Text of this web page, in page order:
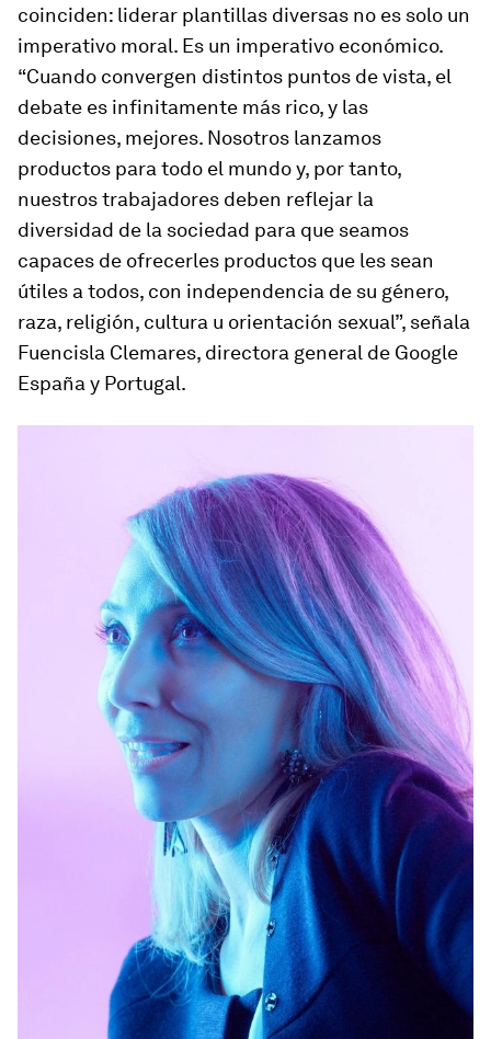
coinciden: liderar plantillas diversas no es solo un
imperativo moral. Es un imperativo económico.
“Cuando convergen distintos puntos de vista, el
debate es infinitamente más rico, y las
decisiones, mejores. Nosotros lanzamos
productos para todo el mundo y, por tanto,
nuestros trabajadores deben reflejar la
diversidad de la sociedad para que seamos
capaces de ofrecerles productos que les sean
útiles a todos, con independencia de su género,
raza, religión, cultura u orientación sexual”, señala
Fuencisla Clemares, directora general de Google
España y Portugal.